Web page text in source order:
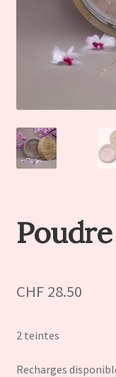
CHF28.50
2 teintes
Recharges